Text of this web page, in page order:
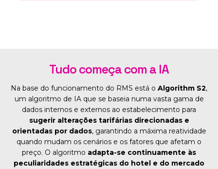
Tudo começa com a IA
Na base do funcionamento do RMS está o Algorithm S2,
um algoritmo de IA que se baseia numa vasta gama de
dados internos e externos ao estabelecimento para
sugerir alterações tarifárias direcionadas e
orientadas por dados, garantindo a máxima reatividade
quando mudam os cenários e os fatores que afetam o
preço. O algoritmo adapta-se continuamente às
peculiaridades estratégicas do hotel e do mercado